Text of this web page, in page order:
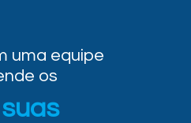
uma equipe
os